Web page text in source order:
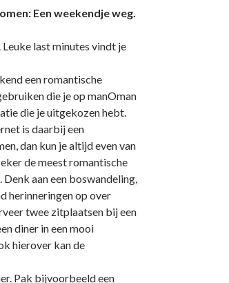
Een weekendje weg.
last minutes vindt je
een romantische
die je op manOman
die je uitgekozen hebt.
is daarbij een
dan kun je altijd even van
de meest romantische
aan een boswandeling,
herinneringen op over
twee zitplaatsen bij een
diner in een mooi
hierover kan de
Pak bijvoorbeeld een